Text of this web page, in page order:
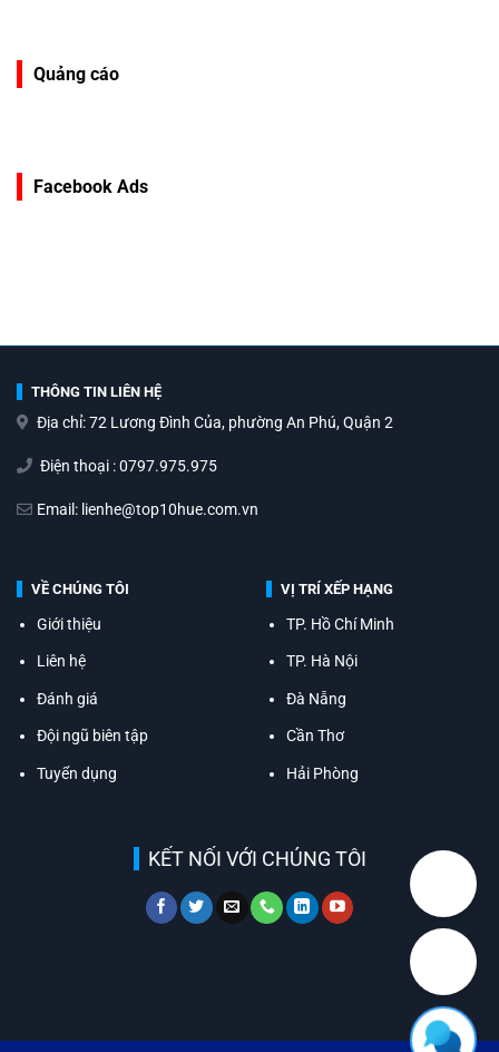
Quảng cáo
Facebook Ads
THÔNG TIN LIÊN HỆ
Địa chỉ: 72 Lương Đình Của, phường An Phú, Quận 2
Điện thoại : 0797.975.975
Email: lienhe@top10hue.com.vn
VỀ CHÚNG TÔI
Giới thiệu
Liên hệ
Đánh giá
Đội ngũ biên tập
Tuyển dụng
VỊ TRÍ XẾP HẠNG
TP. Hồ Chí Minh
TP. Hà Nội
Đà Nẵng
Cần Thơ
Hải Phòng
KẾT NỐI VỚI CHÚNG TÔI